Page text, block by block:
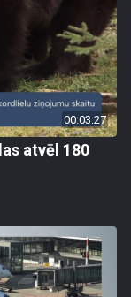
00:03:27
atvēl 180